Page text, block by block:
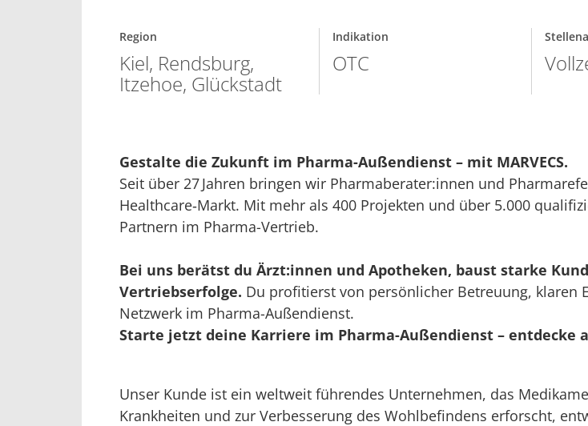
Region
Kiel, Rendsburg,
Itzehoe, Glückstadt
Indikation
OTC
Gestalte die Zukunft im Pharma-Außendienst – mit MARVECS.
Seit über 27 Jahren bringen wir Pharmaberater:innen und
Healthcare‑Markt. Mit mehr als 400 Projekten und über 5.000
Partnern im Pharma-Vertrieb.
Bei uns berätst du Ärzt:innen und Apotheken, baust starke
Vertriebserfolge. Du profitierst von persönlicher Betreuung, klaren
Netzwerk im Pharma-Außendienst.
Starte jetzt deine Karriere im Pharma-Außendienst – entdecke
Unser Kunde ist ein weltweit führendes Unternehmen, das
Krankheiten und zur Verbesserung des Wohlbefindens erforscht,